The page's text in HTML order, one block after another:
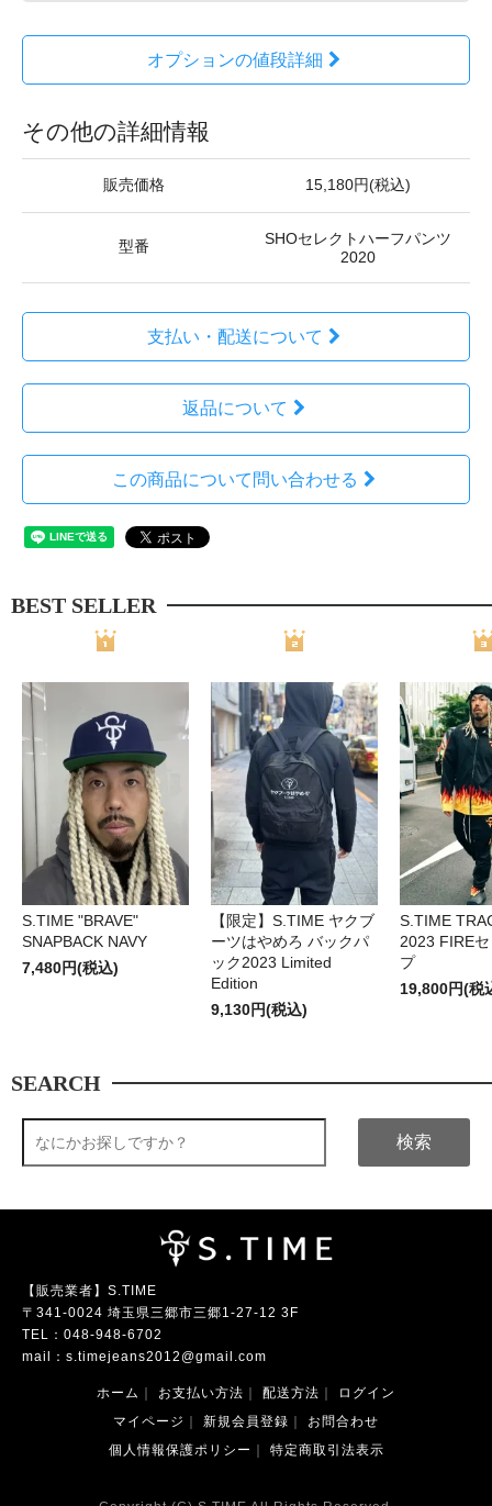
オプションの値段詳細
その他の詳細情報
販売価格 15,180円(税込)
型番
SHOセレクトハーフパンツ
2020
支払い・配送について
返品について
この商品について問い合わせる
BEST SELLER
S.TIME "BRAVE"
SNAPBACK NAVY
7,480円(税込)
【限定】S.TIME ヤクブ
ーツはやめろ バックパ
ック2023 Limited
Edition
9,130円(税込)
S.TIME
2023 FIRE
プ
19,800円(税
SEARCH
検索
【販売業者】S.TIME
〒341-0024 埼玉県三郷市三郷1-27-12 3F
TEL： 048-948-6702
mail： s.timejeans2012@gmail.com
ホーム お支払い方法 配送方法
ログイン
マイページ
新規会員登録
お問合わせ
個人情報保護ポリシー
特定商取引法表示